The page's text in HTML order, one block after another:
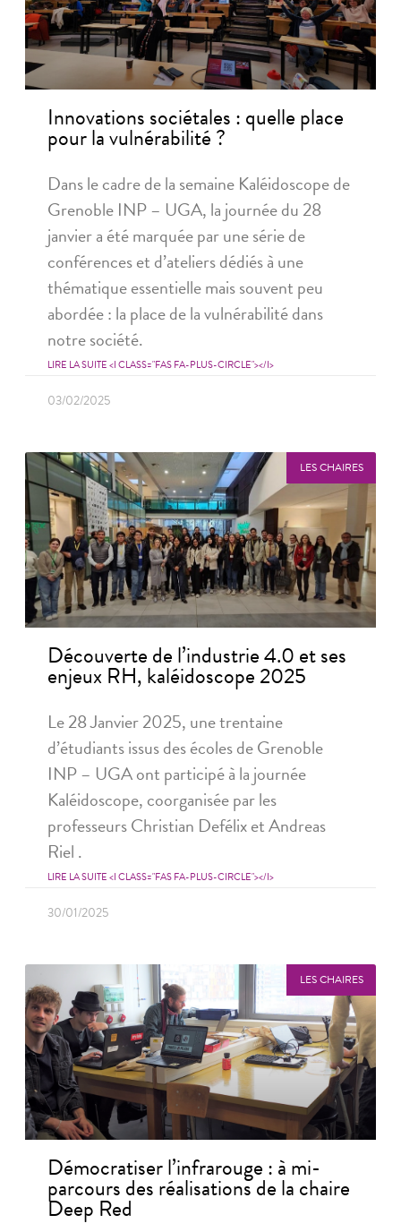
Innovations sociétales : quelle place
pour la vulnérabilité ?
Dans le cadre de la semaine Kaléidoscope de
Grenoble INP – UGA, la journée du 28
janvier a été marquée par une série de
conférences et d’ateliers dédiés à une
thématique essentielle mais souvent peu
abordée : la place de la vulnérabilité dans
notre société.
LIRE LA SUITE <I CLASS="FAS FA-PLUS-CIRCLE"></I>
03/02/2025
LES CHAIRES
Découverte de l’industrie 4.0 et ses
enjeux RH, kaléidoscope 2025
Le 28 Janvier 2025, une trentaine
d’étudiants issus des écoles de Grenoble
INP – UGA ont participé à la journée
Kaléidoscope, coorganisée par les
professeurs Christian Defélix et Andreas
Riel .
LIRE LA SUITE <I CLASS="FAS FA-PLUS-CIRCLE"></I>
30/01/2025
LES CHAIRES
Démocratiser l’infrarouge : à mi-
parcours des réalisations de la chaire
Deep Red